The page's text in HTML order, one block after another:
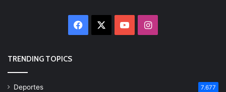
Facebook YouTubeInstagram
TRENDING TOPICS
Deportes 7.677